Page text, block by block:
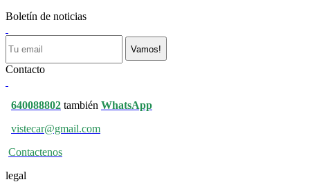
Boletín de noticias
Vamos!
Contacto
640088802 también WhatsApp
vistecar@gmail.com
Contactenos
legal